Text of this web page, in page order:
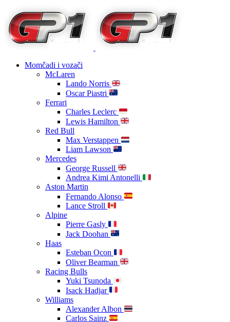
Momčadi i vozači
McLaren
Lando Norris
Oscar Piastri
Ferrari
Charles Leclerc
Lewis Hamilton
Red Bull
Max Verstappen
Liam Lawson
Mercedes
George Russell
Andrea Kimi Antonelli
Aston Martin
Fernando Alonso
Lance Stroll
Alpine
Pierre Gasly
Jack Doohan
Haas
Esteban Ocon
Oliver Bearman
Racing Bulls
Yuki Tsunoda
Isack Hadjar
Williams
Alexander Albon
Carlos Sainz